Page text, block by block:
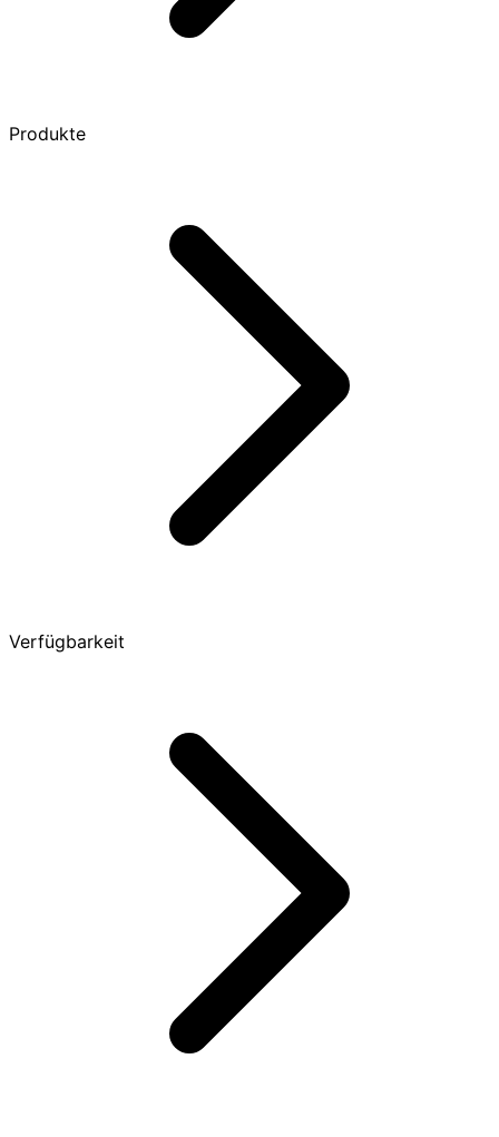
Produkte
Verfügbarkeit